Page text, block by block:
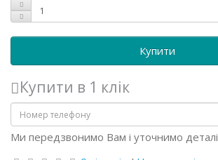
Купити
Купити в 1 клік
Ми передзвонимо Вам і уточнимо деталі